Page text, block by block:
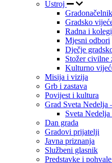
Ustroj
Gradsko
Radna i
Mjesni odbori
Dječje
Stožer civilne
Kulturno
Misija i vizija
Grb i zastava
Povijest i kultura
Grad Sveta Nedelja
Sveta
Dan grada
Gradovi prijatelji
Javna priznanja
Službeni glasnik
Predstavke i